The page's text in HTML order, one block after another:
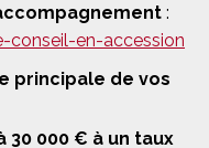
:
en-accession
principale de vos
30 000 € à un taux